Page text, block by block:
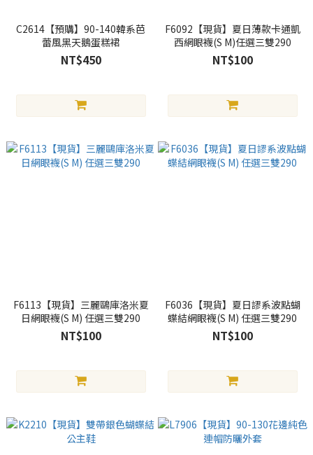
C2614【預購】90-140韓系芭
蕾風黑天鵝蛋糕裙
NT$450
F6092【現貨】夏日薄款卡通凱
西網眼襪(S M)任選三雙290
NT$100
F6113【現貨】三麗鷗庫洛米夏
日網眼襪(S M) 任選三雙290
NT$100
F6036【現貨】夏日謬系波點蝴
蝶結網眼襪(S M) 任選三雙290
NT$100